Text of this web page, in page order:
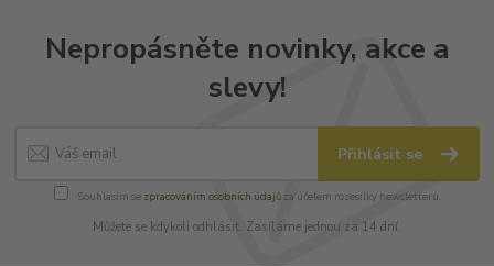
Nepropásněte novinky, akce a
slevy!
Přihlásit se
Souhlasím se zpracováním osobních údajůza účelem rozesílky newsletteru.
Můžete se kdykoli odhlásit. Zasíláme jednou za 14 dní.